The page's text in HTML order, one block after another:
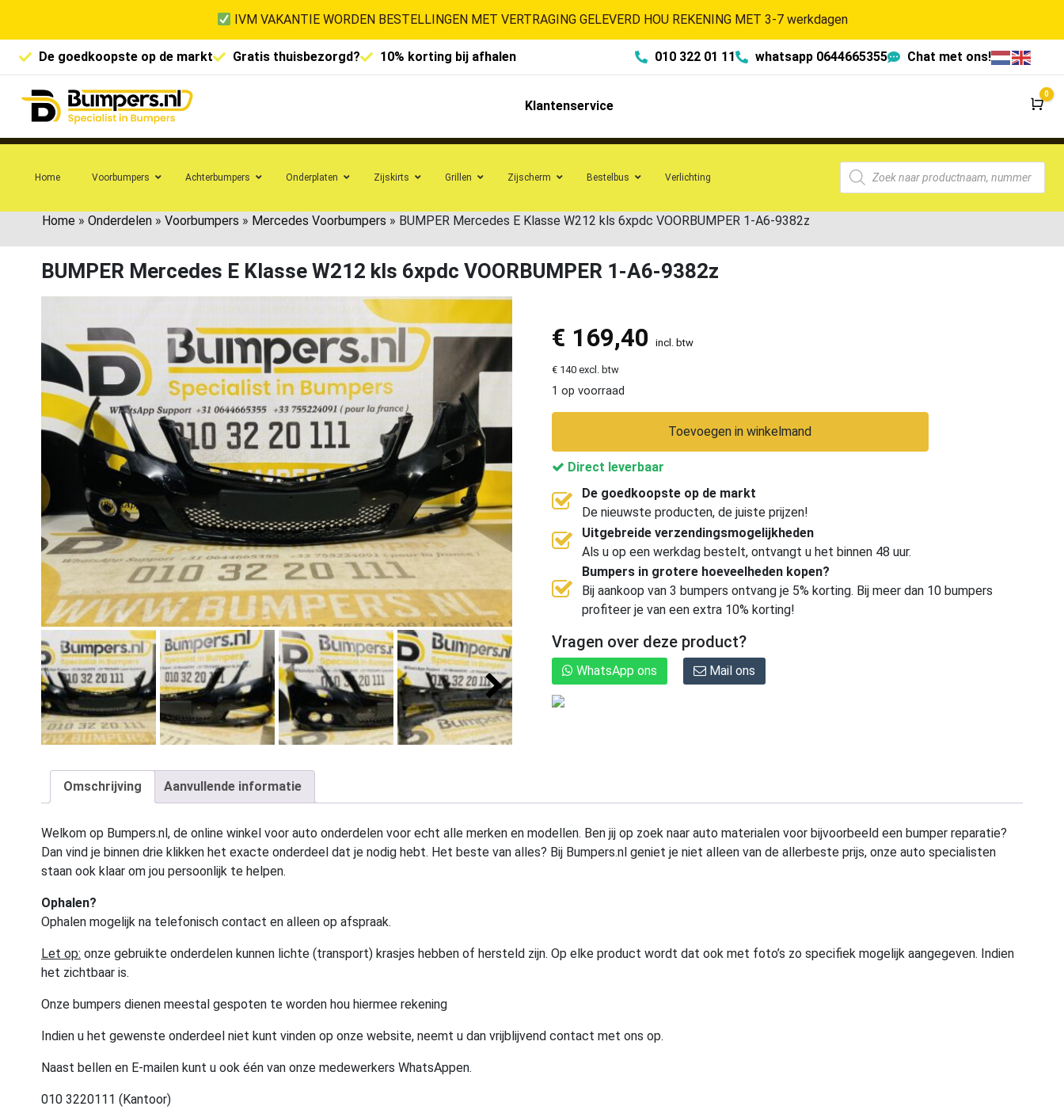
IVM VAKANTIE WORDEN BESTELLINGEN MET VERTRAGING GELEVERD HOU REKENING MET 3-7 werkdagen
De goedkoopste op de markt Gratis thuisbezorgd? 10% korting bij afhalen 010 322 01 11 whatsapp 0644665355 Chat met ons!
Klantenservice
0
Home Voorbumpers Achterbumpers Onderplaten Zijskirts Grillen Zijscherm Bestelbus Verlichting
Home » Onderdelen » Voorbumpers » Mercedes Voorbumpers » BUMPER Mercedes E Klasse W212 kls 6xpdc VOORBUMPER 1-A6-9382z
BUMPER Mercedes E Klasse W212 kls 6xpdc VOORBUMPER 1-A6-9382z
€ 169,40 incl. btw
€ 140 excl. btw
1 op voorraad
Toevoegen in winkelmand
Direct leverbaar
De goedkoopste op de markt
De nieuwste producten, de juiste prijzen!
Uitgebreide verzendingsmogelijkheden
Als u op een werkdag bestelt, ontvangt u het binnen 48 uur.
Bumpers in grotere hoeveelheden kopen?
Bij aankoop van 3 bumpers ontvang je 5% korting. Bij meer dan 10 bumpers
profiteer je van een extra 10% korting!
Vragen over deze product?
WhatsApp ons Mail ons
Omschrijving Aanvullende informatie
Welkom op Bumpers.nl, de online winkel voor auto onderdelen voor echt alle merken en modellen. Ben jij op zoek naar auto materialen voor bijvoorbeeld een bumper reparatie?
Dan vind je binnen drie klikken het exacte onderdeel dat je nodig hebt. Het beste van alles? Bij Bumpers.nl geniet je niet alleen van de allerbeste prijs, onze auto specialisten
staan ook klaar om jou persoonlijk te helpen.
Ophalen?
Ophalen mogelijk na telefonisch contact en alleen op afspraak.
Let op: onze gebruikte onderdelen kunnen lichte (transport) krasjes hebben of hersteld zijn. Op elke product wordt dat ook met foto’s zo specifiek mogelijk aangegeven. Indien
het zichtbaar is.
Onze bumpers dienen meestal gespoten te worden hou hiermee rekening
Indien u het gewenste onderdeel niet kunt vinden op onze website, neemt u dan vrijblijvend contact met ons op.
Naast bellen en E-mailen kunt u ook één van onze medewerkers WhatsAppen.
010 3220111 (Kantoor)